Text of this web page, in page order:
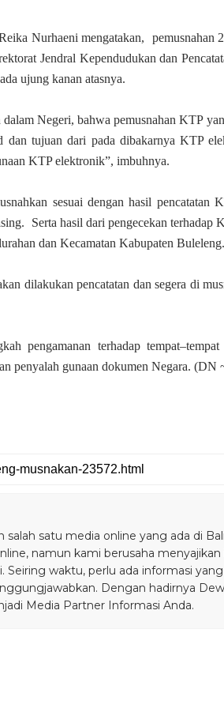
Nurhaeni mengatakan, pemusnahan
Jendral Kependudukan dan
ujung kanan atasnya.
Negeri, bahwa pemusnahan KTP
dan tujuan dari pada dibakarnya KTP
KTP elektronik”, imbuhnya.
sesuai dengan hasil pencatatan
Serta hasil dari pengecekan terhadap
dan Kecamatan Kabupaten Buleleng.
dilakukan pencatatan dan segera di
pengamanan terhadap tempat–tempat
penyalah gunaan dokumen Negara.
satu media online yang ada di
namun kami berusaha menyajikan
waktu, perlu ada informasi
Dengan hadirnya
Media Partner Informasi Anda.